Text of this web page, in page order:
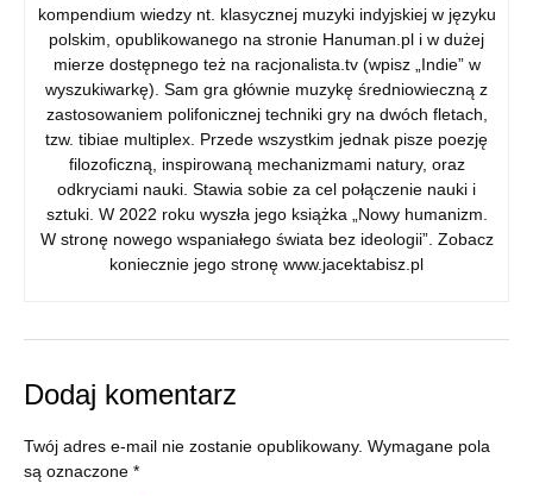
kompendium wiedzy nt. klasycznej muzyki indyjskiej w języku
polskim, opublikowanego na stronie Hanuman.pl i w dużej
mierze dostępnego też na racjonalista.tv (wpisz „Indie” w
wyszukiwarkę). Sam gra głównie muzykę średniowieczną z
zastosowaniem polifonicznej techniki gry na dwóch fletach,
tzw. tibiae multiplex. Przede wszystkim jednak pisze poezję
filozoficzną, inspirowaną mechanizmami natury, oraz
odkryciami nauki. Stawia sobie za cel połączenie nauki i
sztuki. W 2022 roku wyszła jego książka „Nowy humanizm.
W stronę nowego wspaniałego świata bez ideologii”. Zobacz
koniecznie jego stronę www.jacektabisz.pl
Dodaj komentarz
Twój adres e-mail nie zostanie opublikowany. Wymagane pola
są oznaczone *